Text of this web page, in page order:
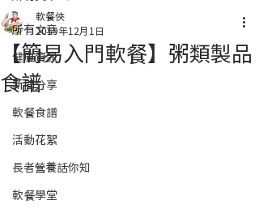
所有文章
健康資訊
新聞分享
軟餐食譜
活動花絮
長者營養話你知
軟餐學堂
【簡易入門軟餐】粥類製品
食譜
軟餐俠
2019年12月1日